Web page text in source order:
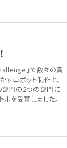
」で数々の賞
すロボット制作と、
部門の2つの部門に
を受賞しました。